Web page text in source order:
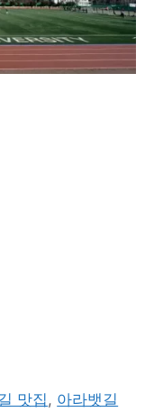
맛집, 아라뱃길